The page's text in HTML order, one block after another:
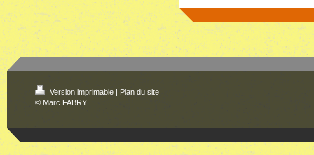
Version imprimable | Plan du site
© Marc FABRY